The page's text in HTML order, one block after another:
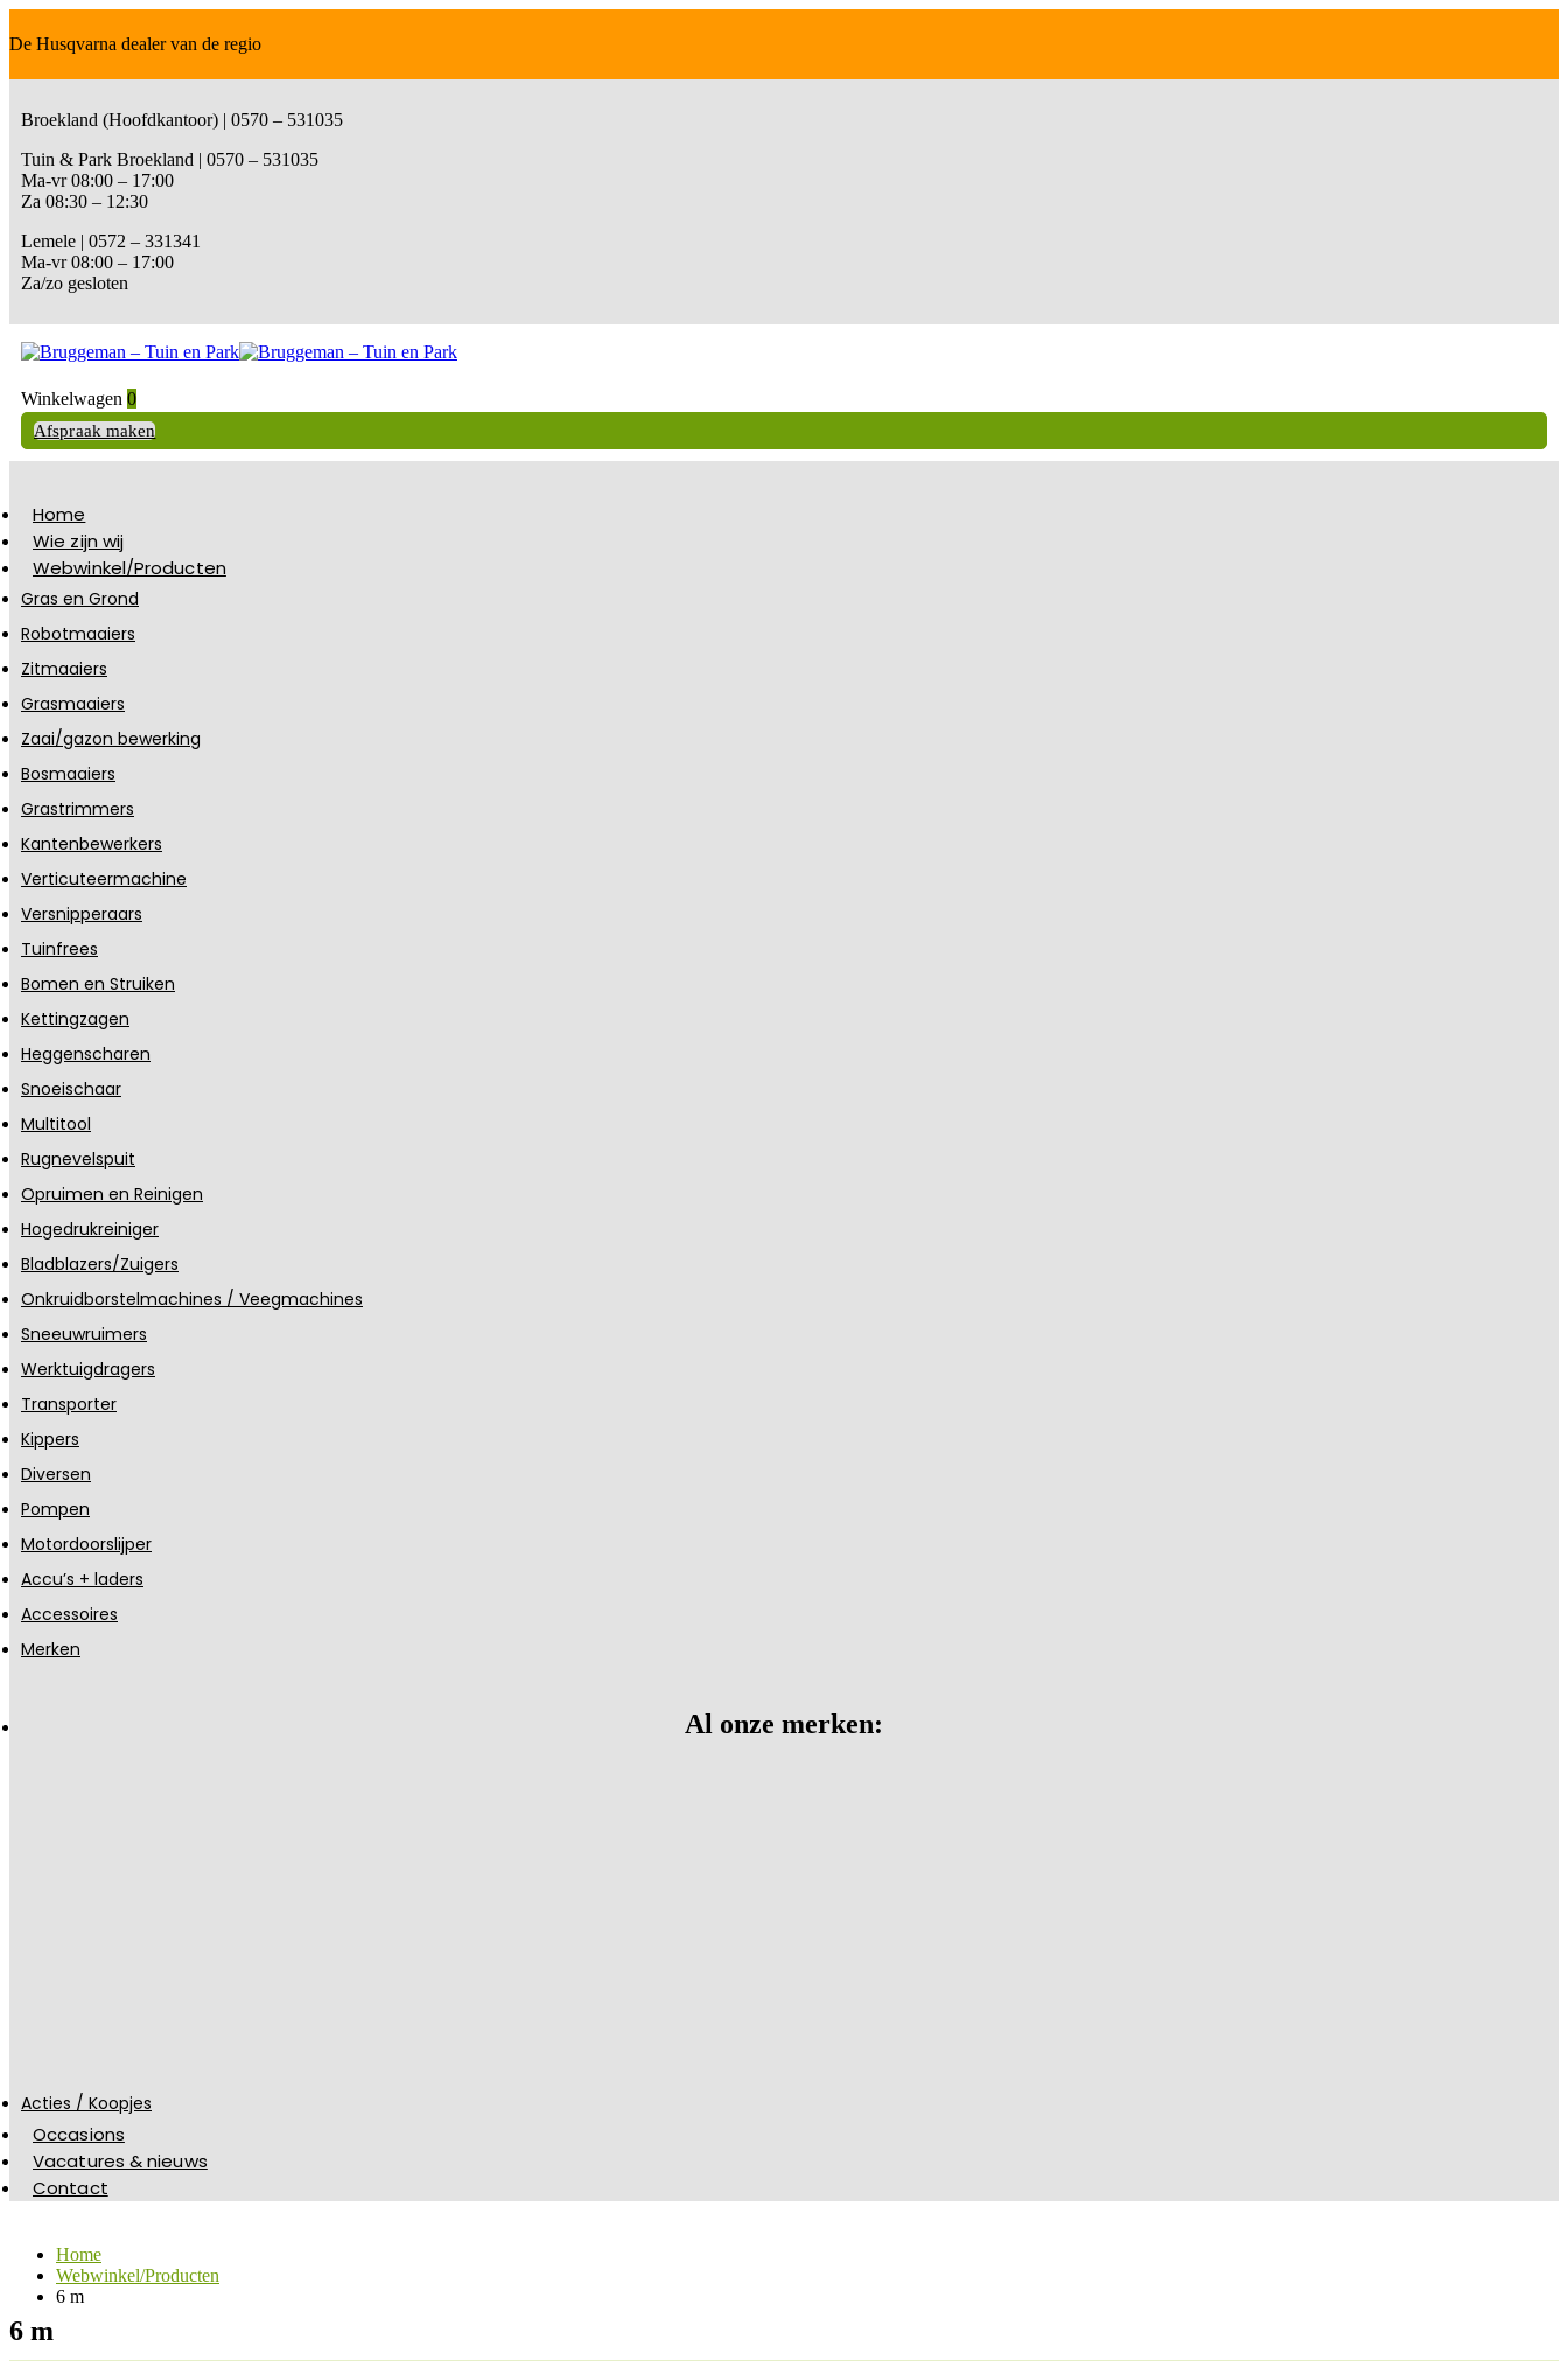
De Husqvarna dealer van de regio
Broekland (Hoofdkantoor) | 0570 – 531035
Tuin & Park Broekland | 0570 – 531035
Ma-vr 08:00 – 17:00
Za 08:30 – 12:30
Lemele | 0572 – 331341
Ma-vr 08:00 – 17:00
Za/zo gesloten
Winkelwagen 0
Afspraak maken
Home
Wie zijn wij
Webwinkel/Producten
Gras en Grond
Robotmaaiers
Zitmaaiers
Grasmaaiers
Zaai/gazon bewerking
Bosmaaiers
Grastrimmers
Kantenbewerkers
Verticuteermachine
Versnipperaars
Tuinfrees
Bomen en Struiken
Kettingzagen
Heggenscharen
Snoeischaar
Multitool
Rugnevelspuit
Opruimen en Reinigen
Hogedrukreiniger
Bladblazers/Zuigers
Onkruidborstelmachines / Veegmachines
Sneeuwruimers
Werktuigdragers
Transporter
Kippers
Diversen
Pompen
Motordoorslijper
Accu’s + laders
Accessoires
Merken
Al onze merken:
Acties / Koopjes
Occasions
Vacatures & nieuws
Contact
Home
Webwinkel/Producten
6 m
6 m